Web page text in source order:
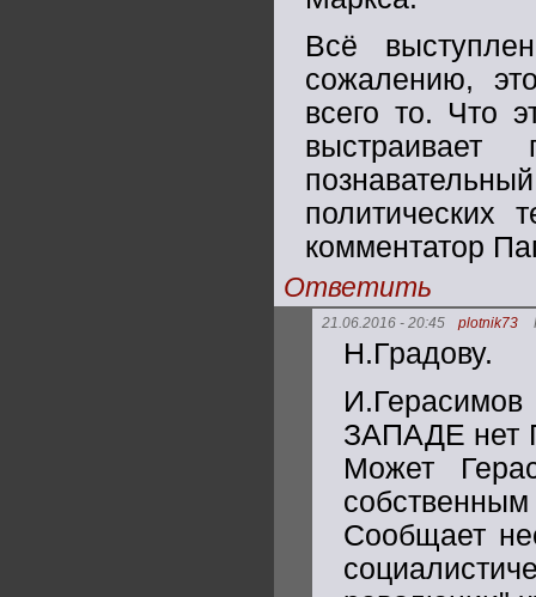
Всё
сожалению,
всего то. Что
выстраивает
политических
комментатор
Ответить
21.06.2016 - 20:45 plotnik73
Н.Градову.
И.Герасимов
ЗАПАДЕ нет
Может
Сообщает